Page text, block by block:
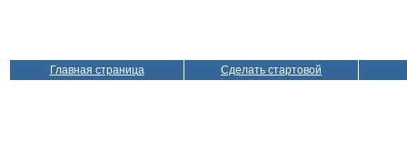
Главная страница Сделать стартовой